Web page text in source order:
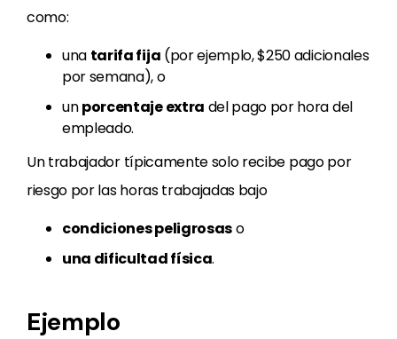
como:
una tarifa fija (por ejemplo, $250 adicionales
por semana), o
unporcentaje extra del pago por hora del
empleado.
Un trabajador típicamente solo recibe pago por
riesgo por las horas trabajadas bajo
condiciones peligrosaso
una dificultad física.
Ejemplo